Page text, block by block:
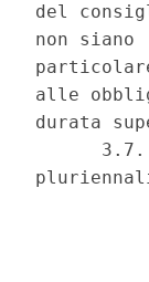
del
non
alle
durata